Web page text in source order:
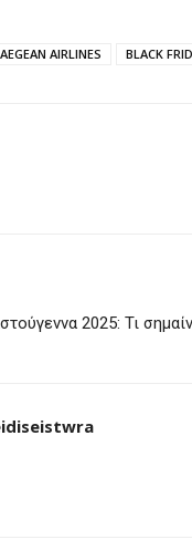
AEGEAN AIRLINES BLACK
2025: Τι